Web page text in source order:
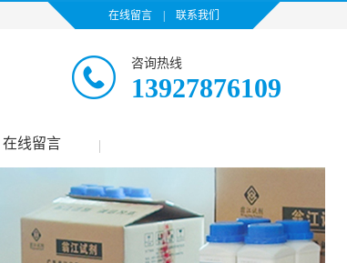
在线留言 联系我们
咨询热线
13927876109
在线留言